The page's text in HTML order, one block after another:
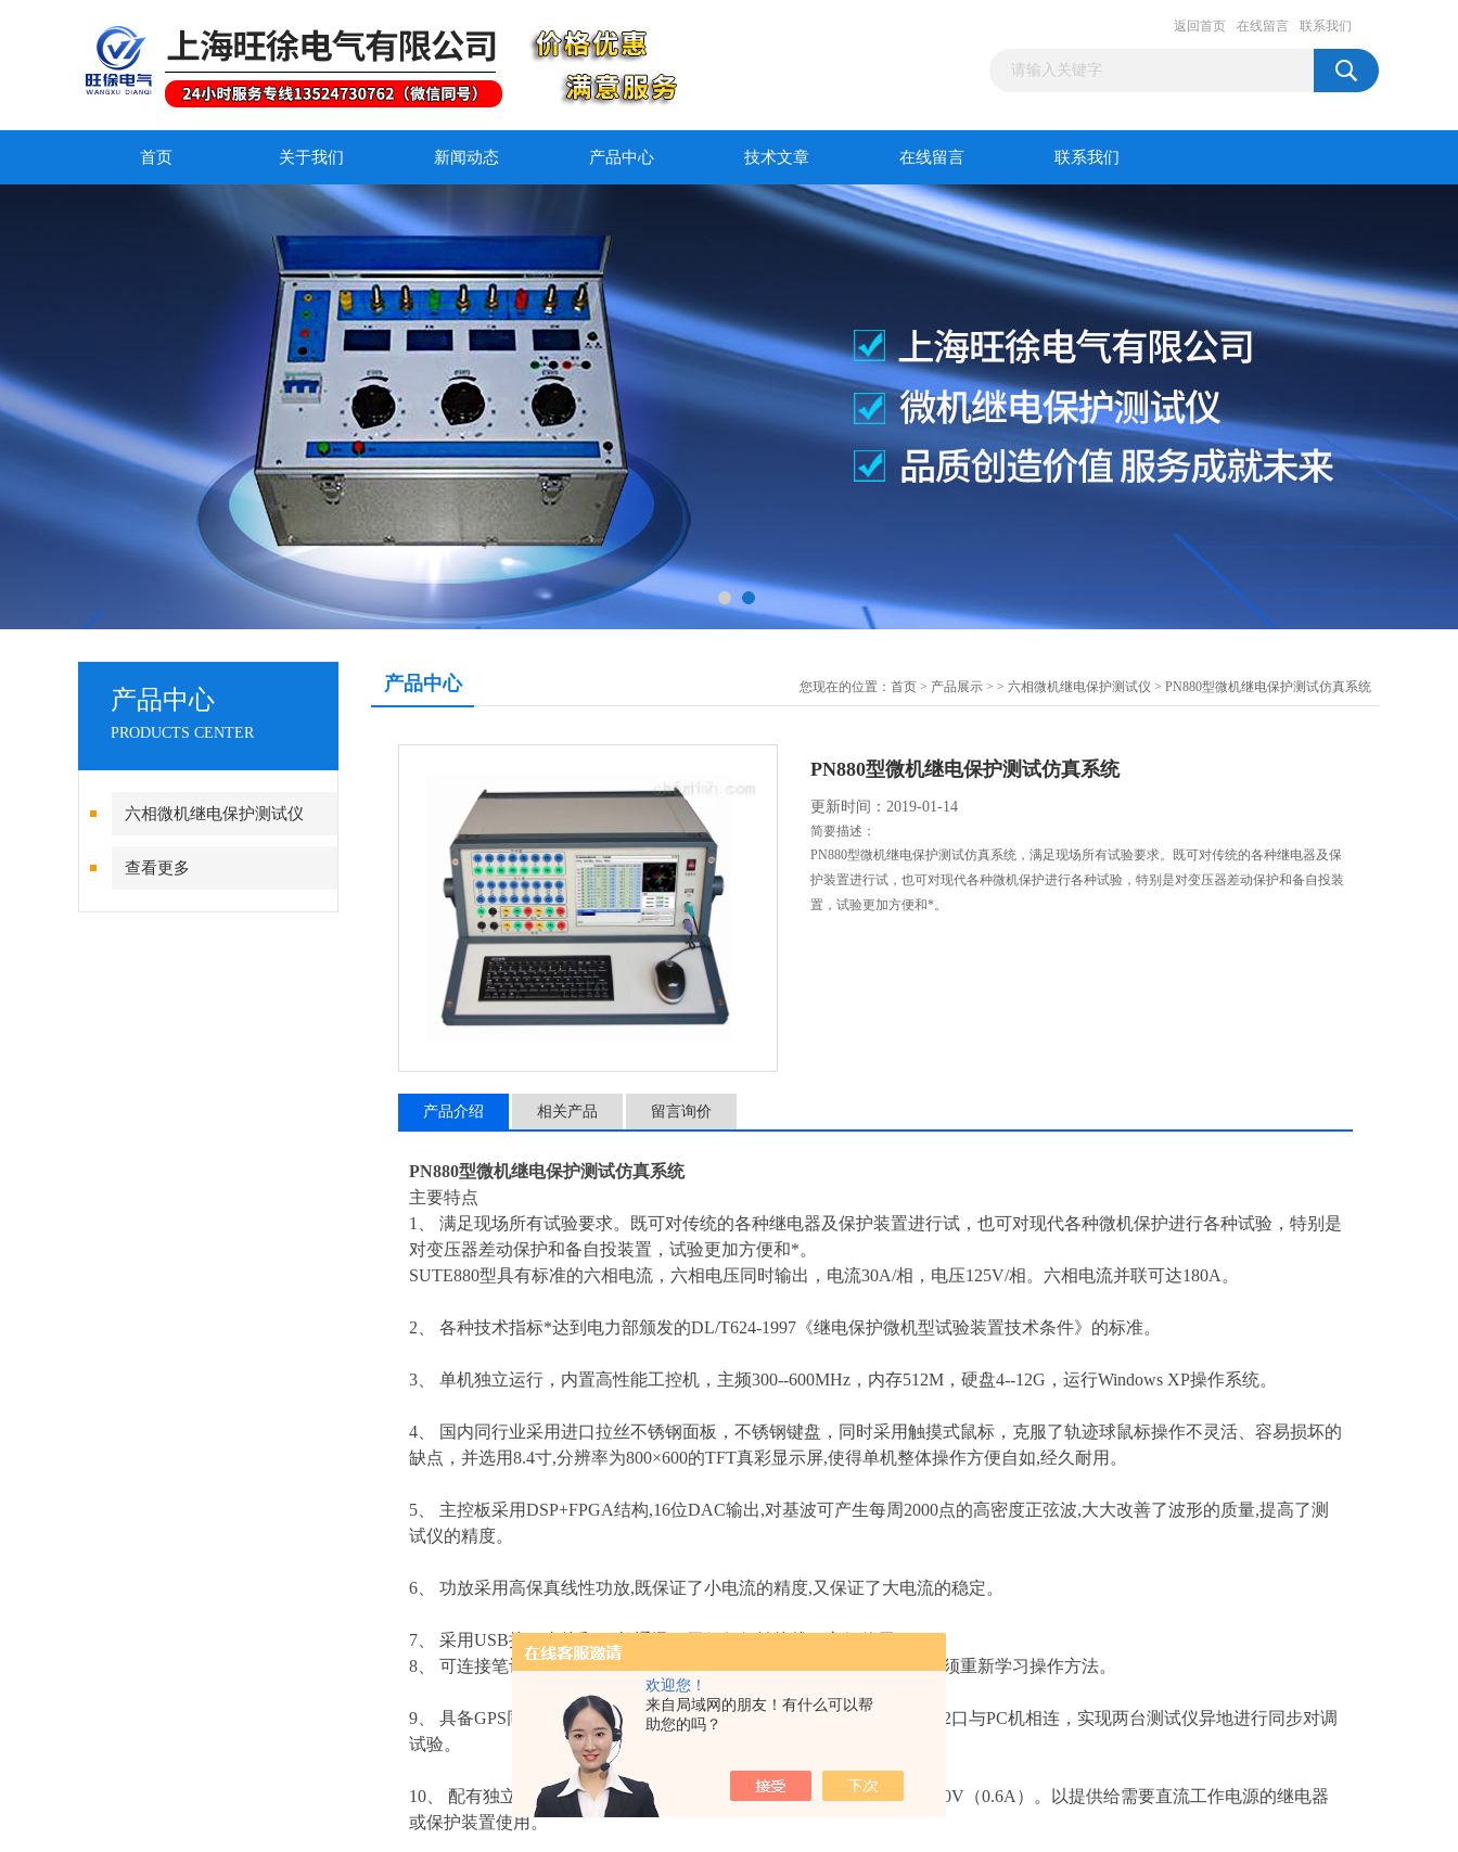
欢迎您！
来自局域网的朋友！有什么可以帮
助您的吗？
返回首页 在线留言 联系我们
首页 关于我们 新闻动态 产品中心 技术文章 在线留言 联系我们
产品中心
PRODUCTS CENTER
六相微机继电保护测试仪
查看更多
产品中心 您现在的位置： 首页 > 产品展示 > > 六相微机继电保护测试仪 > PN880型微机继电保护测试仿真系统
PN880型微机继电保护测试仿真系统
更新时间：2019-01-14
简要描述：
PN880型微机继电保护测试仿真系统，满足现场所有试验要求。既可对传统的各种继电器及保
护装置进行试，也可对现代各种微机保护进行各种试验，特别是对变压器差动保护和备自投装
置，试验更加方便和*。
产品介绍 相关产品 留言询价
PN880型微机继电保护测试仿真系统
主要特点
1、 满足现场所有试验要求。既可对传统的各种继电器及保护装置进行试，也可对现代各种微机保护进行各种试验，特别是
对变压器差动保护和备自投装置，试验更加方便和*。
SUTE880型具有标准的六相电流，六相电压同时输出，电流30A/相，电压125V/相。六相电流并联可达180A。
2、 各种技术指标*达到电力部颁发的DL/T624-1997《继电保护微机型试验装置技术条件》的标准。
3、 单机独立运行，内置高性能工控机，主频300--600MHz，内存512M，硬盘4--12G，运行Windows XP操作系统。
4、 国内同行业采用进口拉丝不锈钢面板，不锈钢键盘，同时采用触摸式鼠标，克服了轨迹球鼠标操作不灵活、容易损坏的
缺点，并选用8.4寸,分辨率为800×600的TFT真彩显示屏,使得单机整体操作方便自如,经久耐用。
5、 主控板采用DSP+FPGA结构,16位DAC输出,对基波可产生每周2000点的高密度正弦波,大大改善了波形的质量,提高了测
试仪的精度。
6、 功放采用高保真线性功放,既保证了小电流的精度,又保证了大电流的稳定。
7、 采用USB接口直接和PC机通讯，无须任何转接线，方便使用。
8、 可连接笔记本电脑运行。笔记本电脑与工控机使用同一套软件，无须重新学习操作方法。
9、 具备GPS同步试验功能。装置可内置GPS同步卡（选配）通过RS232口与PC机相连，实现两台测试仪异地进行同步对调
试验。
10、 配有独立直流辅助电压源输出，输出电压分别为110V（1A），220V（0.6A）。以提供给需要直流工作电源的继电器
或保护装置使用。